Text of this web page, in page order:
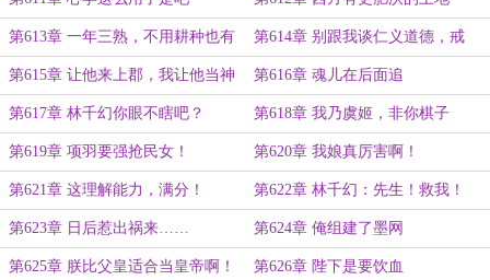
第613章 一年三熟，不用耕种也有
吃不完的食物
第614章 别跟我谈仁义道德，戒
了！
第615章 让他来上郡，我让他当神
仙！
第616章 魂儿在后面追
第617章 林千幻你眼不瞎吧？ 第618章 我乃虞姬，非你棋子
第619章 项羽要强抢民女！ 第620章 我娘真厉害啊！
第621章 这理解能力，满分！ 第622章 林千幻：先生！救我！
第623章 日后惹出祸来…… 第624章 俺组建了墨网
第625章 朕比父皇适合当皇帝啊！ 第626章 陛下是要饮血